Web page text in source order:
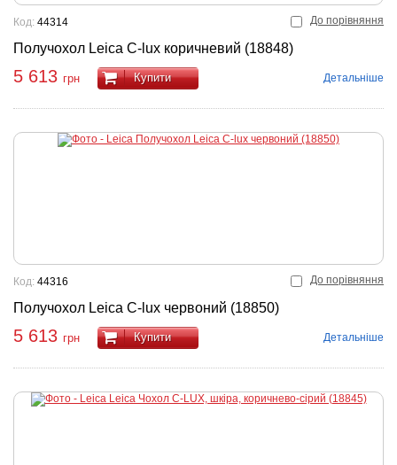
До порівняння
Получохол Leica C-lux коричневий (18848)
Код: 44314
5 613 грн Купити Детальніше
До порівняння
Получохол Leica C-lux червоний (18850)
Код: 44316
5 613 грн Купити Детальніше